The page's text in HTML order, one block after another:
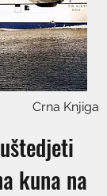
Crna Knjiga
kuna na